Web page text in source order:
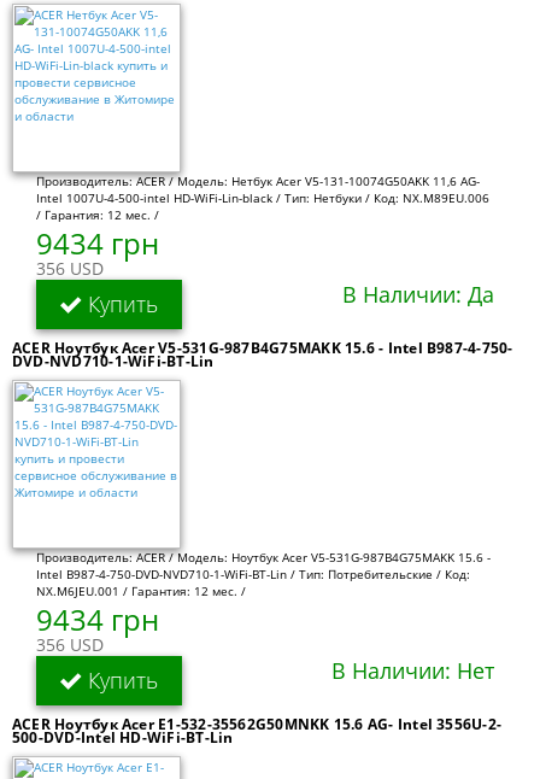
Производитель: ACER / Модель: Нетбук Acer V5-131-10074G50AKK 11,6 AG-
Intel 1007U-4-500-intel HD-WiFi-Lin-black / Тип: Нетбуки / Код: NX.M89EU.006
/ Гарантия: 12 мес. /
9434 грн
356 USD
Купить В Наличии: Да
ACER Ноутбук Acer V5-531G-987B4G75MAKK 15.6 - Intel B987-4-750-
DVD-NVD710-1-WiFi-BT-Lin
Производитель: ACER / Модель: Ноутбук Acer V5-531G-987B4G75MAKK 15.6 -
Intel B987-4-750-DVD-NVD710-1-WiFi-BT-Lin / Тип: Потребительские / Код:
NX.M6JEU.001 / Гарантия: 12 мес. /
9434 грн
356 USD
Купить В Наличии: Нет
ACER Ноутбук Acer E1-532-35562G50MNKK 15.6 AG- Intel 3556U-2-
500-DVD-Intel HD-WiFi-BT-Lin